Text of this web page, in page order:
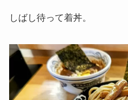
しばし待って着丼。